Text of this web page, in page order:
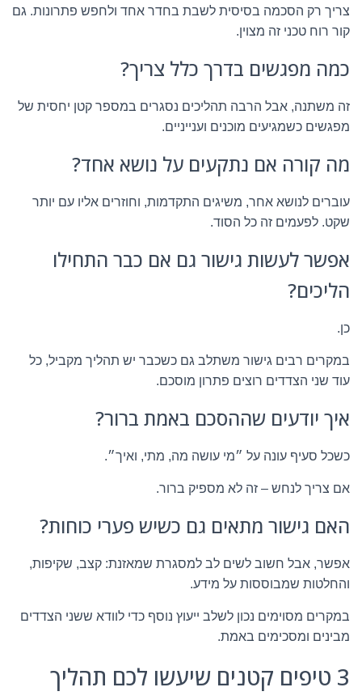
צריך רק הסכמה בסיסית לשבת בחדר אחד ולחפש פתרונות. גם
קור רוח טכני זה מצוין.
כמה מפגשים בדרך כלל צריך?
זה משתנה, אבל הרבה תהליכים נסגרים במספר קטן יחסית של
מפגשים כשמגיעים מוכנים וענייניים.
מה קורה אם נתקעים על נושא אחד?
עוברים לנושא אחר, משיגים התקדמות, וחוזרים אליו עם יותר
שקט. לפעמים זה כל הסוד.
אפשר לעשות גישור גם אם כבר התחילו
הליכים?
כן.
במקרים רבים גישור משתלב גם כשכבר יש תהליך מקביל, כל
עוד שני הצדדים רוצים פתרון מוסכם.
איך יודעים שההסכם באמת ברור?
כשכל סעיף עונה על ״מי עושה מה, מתי, ואיך״.
אם צריך לנחש – זה לא מספיק ברור.
האם גישור מתאים גם כשיש פערי כוחות?
אפשר, אבל חשוב לשים לב למסגרת שמאזנת: קצב, שקיפות,
והחלטות שמבוססות על מידע.
במקרים מסוימים נכון לשלב ייעוץ נוסף כדי לוודא ששני הצדדים
מבינים ומסכימים באמת.
3 טיפים קטנים שיעשו לכם תהליך